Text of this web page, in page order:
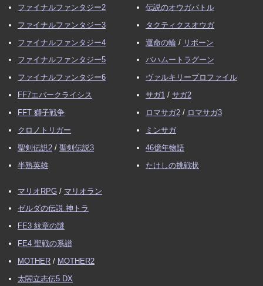
ファイナルファンタジー2
ファイナルファンタジー3
ファイナルファンタジー4
ファイナルファンタジー5
ファイナルファンタジー6
FF7エバークライシス
FFT 獅子戦争
クロノトリガー
聖剣伝説2 / 聖剣伝説3
半熟英雄
伝説のオウガバトル
タクティクスオウガ
運命の輪 / リボーン
バハムートラグーン
ヴァルキリープロファイル
サガ1 / サガ2
ロマサガ2 / ロマサガ3
ミンサガ
46億年物語
たけしの挑戦状
マリオRPG / マリオラン
ゼルダの伝説 神トラ
FE3 紋章の謎
FE4 聖戦の系譜
MOTHER / MOTHER2
太閤立志伝5 DX